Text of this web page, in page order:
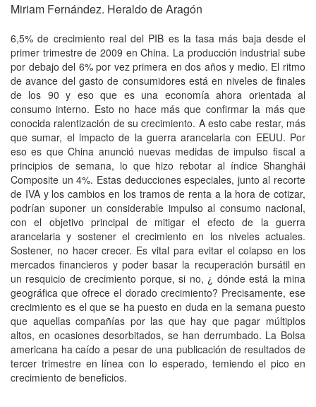
Miriam Fernández. Heraldo de Aragón
6,5% de crecimiento real del PIB es la tasa más baja desde el
primer trimestre de 2009 en China. La producción industrial sube
por debajo del 6% por vez primera en dos años y medio. El ritmo
de avance del gasto de consumidores está en niveles de finales
de los 90 y eso que es una economía ahora orientada al
consumo interno. Esto no hace más que confirmar la más que
conocida ralentización de su crecimiento. A esto cabe restar, más
que sumar, el impacto de la guerra arancelaria con EEUU. Por
eso es que China anunció nuevas medidas de impulso fiscal a
principios de semana, lo que hizo rebotar al índice Shanghái
Composite un 4%. Estas deducciones especiales, junto al recorte
de IVA y los cambios en los tramos de renta a la hora de cotizar,
podrían suponer un considerable impulso al consumo nacional,
con el objetivo principal de mitigar el efecto de la guerra
arancelaria y sostener el crecimiento en los niveles actuales.
Sostener, no hacer crecer. Es vital para evitar el colapso en los
mercados financieros y poder basar la recuperación bursátil en
un resquicio de crecimiento porque, si no, ¿ dónde está la mina
geográfica que ofrece el dorado crecimiento? Precisamente, ese
crecimiento es el que se ha puesto en duda en la semana puesto
que aquellas compañías por las que hay que pagar múltiplos
altos, en ocasiones desorbitados, se han derrumbado. La Bolsa
americana ha caído a pesar de una publicación de resultados de
tercer trimestre en línea con lo esperado, temiendo el pico en
crecimiento de beneficios.